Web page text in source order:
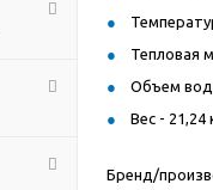
Тепловая
Объем
Вес - 21,24
Бренд/